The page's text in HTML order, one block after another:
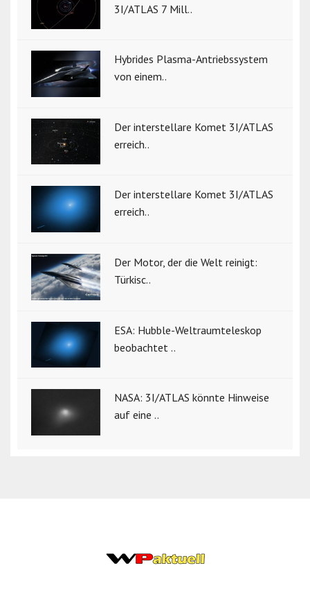
3I/ATLAS 7 Mill..
Hybrides Plasma-Antriebssystem
von einem..
Der interstellare Komet 3I/ATLAS
erreich..
Der interstellare Komet 3I/ATLAS
erreich..
Der Motor, der die Welt reinigt:
Türkisc..
ESA: Hubble-Weltraumteleskop
beobachtet ..
NASA: 3I/ATLAS könnte Hinweise
auf eine ..